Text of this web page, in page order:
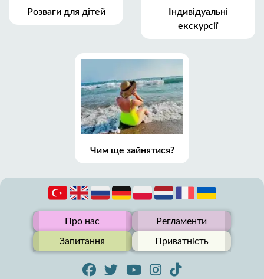
Розваги для дітей
Індивідуальні
екскурсії
Чим ще зайнятися?
Про нас Регламенти
Запитання Приватність